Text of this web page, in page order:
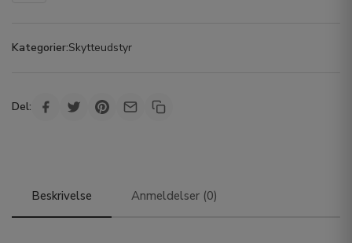
Kategorier:Skytteudstyr
Del:
Beskrivelse Anmeldelser (0)